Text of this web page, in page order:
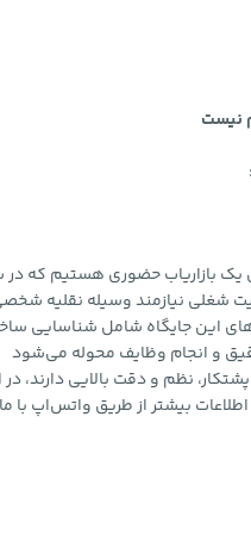
نیست
یک بازاریاب حضوری هستیم که
شغلی نیازمند وسیله نقلیه
این جایگاه شامل شناسایی
و انجام وظایف محوله می‌شود
نظم و دقت بالایی
بیشتر از طریق واتس‌اپ با ما